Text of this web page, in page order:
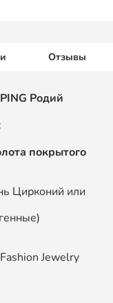
Отзывы
Родий
покрытого
Цирконий или
Jewelry